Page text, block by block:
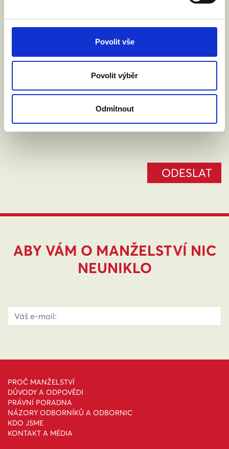
Povolit vše
Povolit výběr
Odmítnout
Souhlasím se zpracováním osobních údajů podle
zákona č. 101/2000 Sb.Přečíst
ABY VÁM O MANŽELSTVÍ NIC
NEUNIKLO
PROČ MANŽELSTVÍ
DŮVODY A ODPOVĚDI
PRÁVNÍ PORADNA
NÁZORY ODBORNÍKŮ A ODBORNIC
KDO JSME
KONTAKT A MÉDIA